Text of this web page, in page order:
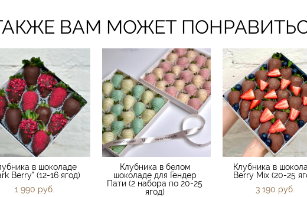
ВАМ МОЖЕТ
в шоколаде
Berry" (12-16 ягод)
1 990 pуб.
Клубника в белом
шоколаде для Гендер
Пати (2 набора по 20-25
ягод)
Клубника в
Berry Mix (20-25
3 190 pуб.